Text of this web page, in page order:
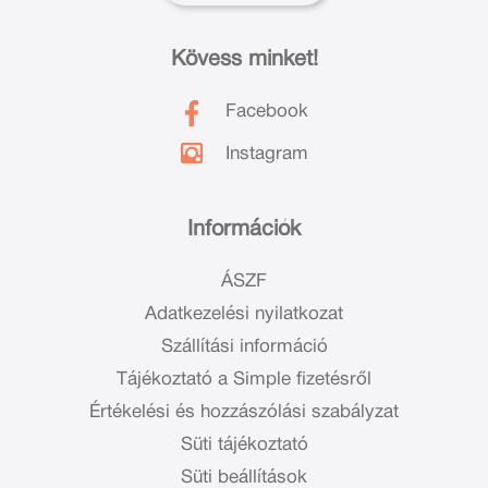
Információk
ÁSZF
Adatkezelési nyilatkozat
Szállítási információ
Tájékoztató a Simple fizetésről
Értékelési és hozzászólási szabályzat
Süti tájékoztató
Süti beállítások
Kövess minket!
Facebook
Instagram